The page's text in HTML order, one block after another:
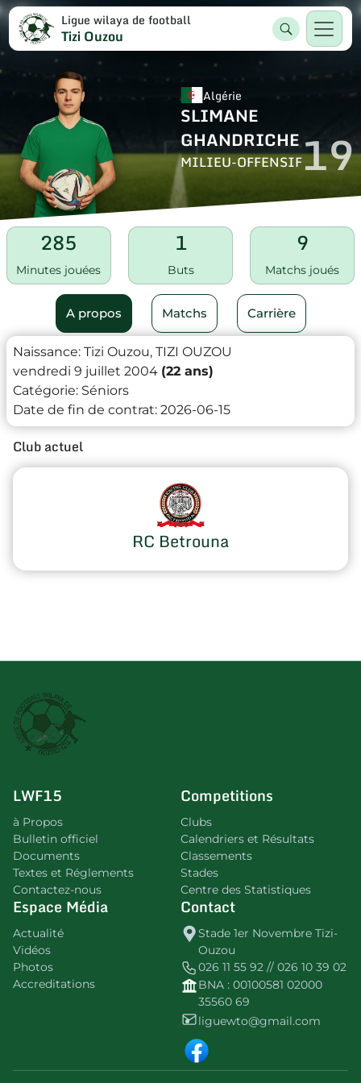
Ligue wilaya de football
Tizi Ouzou
Algérie
SLIMANE
GHANDRICHE
MILIEU-OFFENSIF19
285
Minutes jouées
1
Buts
9
Matchs joués
A propos Matchs Carrière
Naissance: Tizi Ouzou, TIZI OUZOU
vendredi 9 juillet 2004 (22 ans)
Catégorie: Séniors
Date de fin de contrat: 2026-06-15
Club actuel
RC Betrouna
LWF15
à Propos
Bulletin officiel
Documents
Textes et Réglements
Contactez-nous
Competitions
Clubs
Calendriers et Résultats
Classements
Stades
Centre des Statistiques
Espace Média
Actualité
Vidéos
Photos
Accreditations
Contact
Stade 1er Novembre Tizi-
Ouzou
026 11 55 92 // 026 10 39 02
BNA : 00100581 02000
35560 69
liguewto@gmail.com